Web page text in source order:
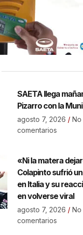
SAETA llega
Pizarro con la
agosto 7, 2026 No
comentarios
«Ni la matera
Colapinto sufrió
en Italia y su
en volverse viral
agosto 7, 2026 No
comentarios